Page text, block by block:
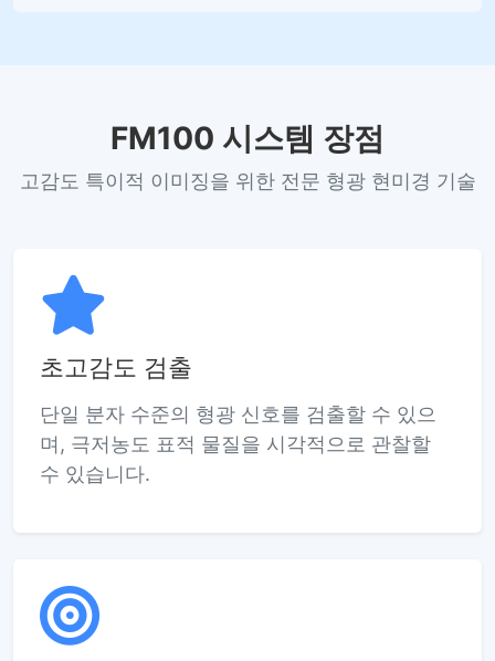
FM100 시스템 장점
고감도 특이적 이미징을 위한 전문 형광 현미경 기술
초고감도 검출
단일 분자 수준의 형광 신호를 검출할 수 있으
며, 극저농도 표적 물질을 시각적으로 관찰할
수 있습니다.